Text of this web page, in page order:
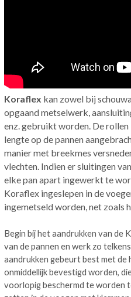
Koraflex kan zowel bij
opgaand metselwerk,
enz. gebruikt worden. De
lengte op de pannen
manier met breekmes
vlechten. Indien er sluitingen
elke pan apart ingewerkt te
Koraflex ingeslepen in de
ingemetseld worden, net zoals
Begin bij het aandrukken van de
van de pannen en werk zo
aandrukken gebeurt best met de
onmiddellijk bevestigd worden,
voorlopig beschermd te worden